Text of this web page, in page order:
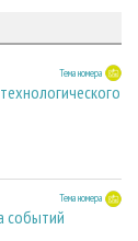
Тема номера
Тема номера
событий